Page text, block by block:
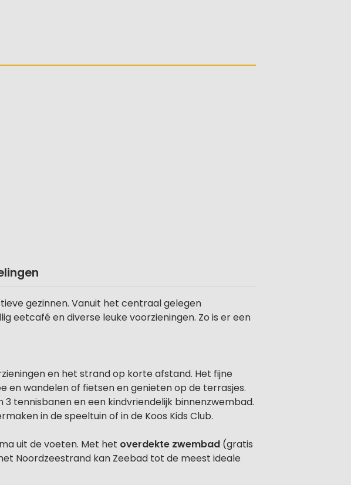
gezinnen. Vanuit het centraal gelegen
eetcafé en diverse leuke voorzieningen. Zo is er een
en het strand op korte afstand. Het fijne
en wandelen of fietsen en genieten op de terrasjes.
tennisbanen en een kindvriendelijk binnenzwembad.
in de speeltuin of in de Koos Kids Club.
uit de voeten. Met het overdekte zwembad (gratis
Noordzeestrand kan Zeebad tot de meest ideale